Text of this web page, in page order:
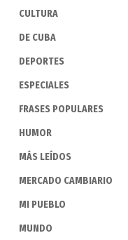
CULTURA
DE CUBA
DEPORTES
ESPECIALES
FRASES POPULARES
HUMOR
MÁS LEÍDOS
MERCADO CAMBIARIO
MI PUEBLO
MUNDO